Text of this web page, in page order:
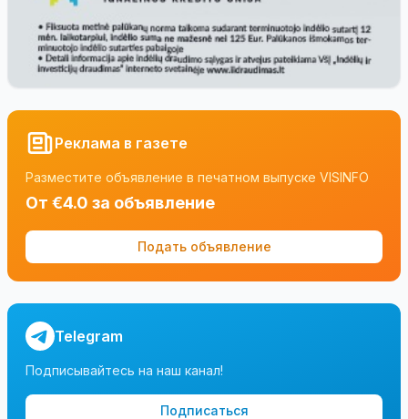
Реклама в газете
Разместите объявление в печатном выпуске VISINFO
От €4.0 за объявление
Подать объявление
Telegram
Подписывайтесь на наш канал!
Подписаться